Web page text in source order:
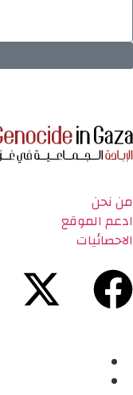
من نحن
ادعم الموقع
الاحصائيات